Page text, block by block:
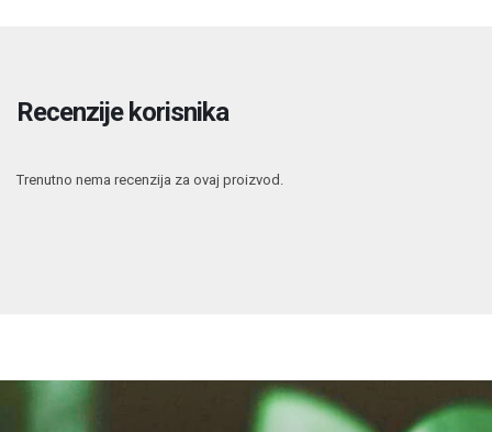
Recenzije korisnika
Trenutno nema recenzija za ovaj proizvod.